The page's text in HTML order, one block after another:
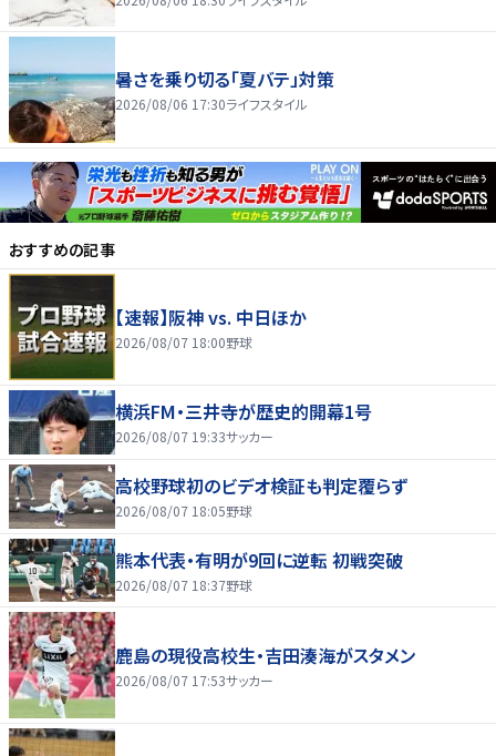
暑さを乗り切る「夏バテ」対策
2026/08/06 17:30ライフスタイル
おすすめの記事
【速報】阪神 vs. 中日ほか
2026/08/07 18:00野球
横浜FM・三井寺が歴史的開幕1号
2026/08/07 19:33サッカー
高校野球初のビデオ検証も判定覆らず
2026/08/07 18:05野球
熊本代表・有明が9回に逆転 初戦突破
2026/08/07 18:37野球
鹿島の現役高校生・吉田湊海がスタメン
2026/08/07 17:53サッカー